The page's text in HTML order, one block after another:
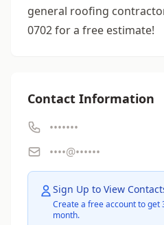
general roofing
0702 for a free estimate!
Contact Information
•••••••
••••@••••••
Sign Up to View
Create a free account to get
month.